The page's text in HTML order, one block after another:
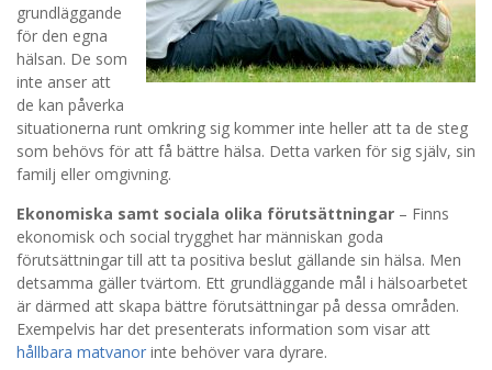
grundläggande
för den egna
hälsan. De som
inte anser att
de kan påverka
situationerna runt omkring sig kommer inte heller att ta de steg
som behövs för att få bättre hälsa. Detta varken för sig själv, sin
familj eller omgivning.
Ekonomiska samt sociala olika förutsättningar – Finns
ekonomisk och social trygghet har människan goda
förutsättningar till att ta positiva beslut gällande sin hälsa. Men
detsamma gäller tvärtom. Ett grundläggande mål i hälsoarbetet
är därmed att skapa bättre förutsättningar på dessa områden.
Exempelvis har det presenterats information som visar att
hållbara matvanor inte behöver vara dyrare.